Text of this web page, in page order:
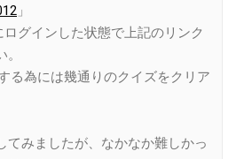
」
グインした状態で上記のリンク
る為には幾通りのクイズをクリア
てみましたが、なかなか難しかっ